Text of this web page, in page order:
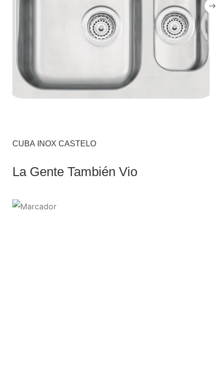
CUBA INOX CASTELO
La Gente También Vio